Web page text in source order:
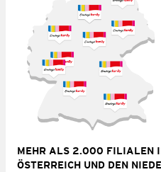
MEHR ALS 2.000 FILIALEN
ÖSTERREICH UND DEN